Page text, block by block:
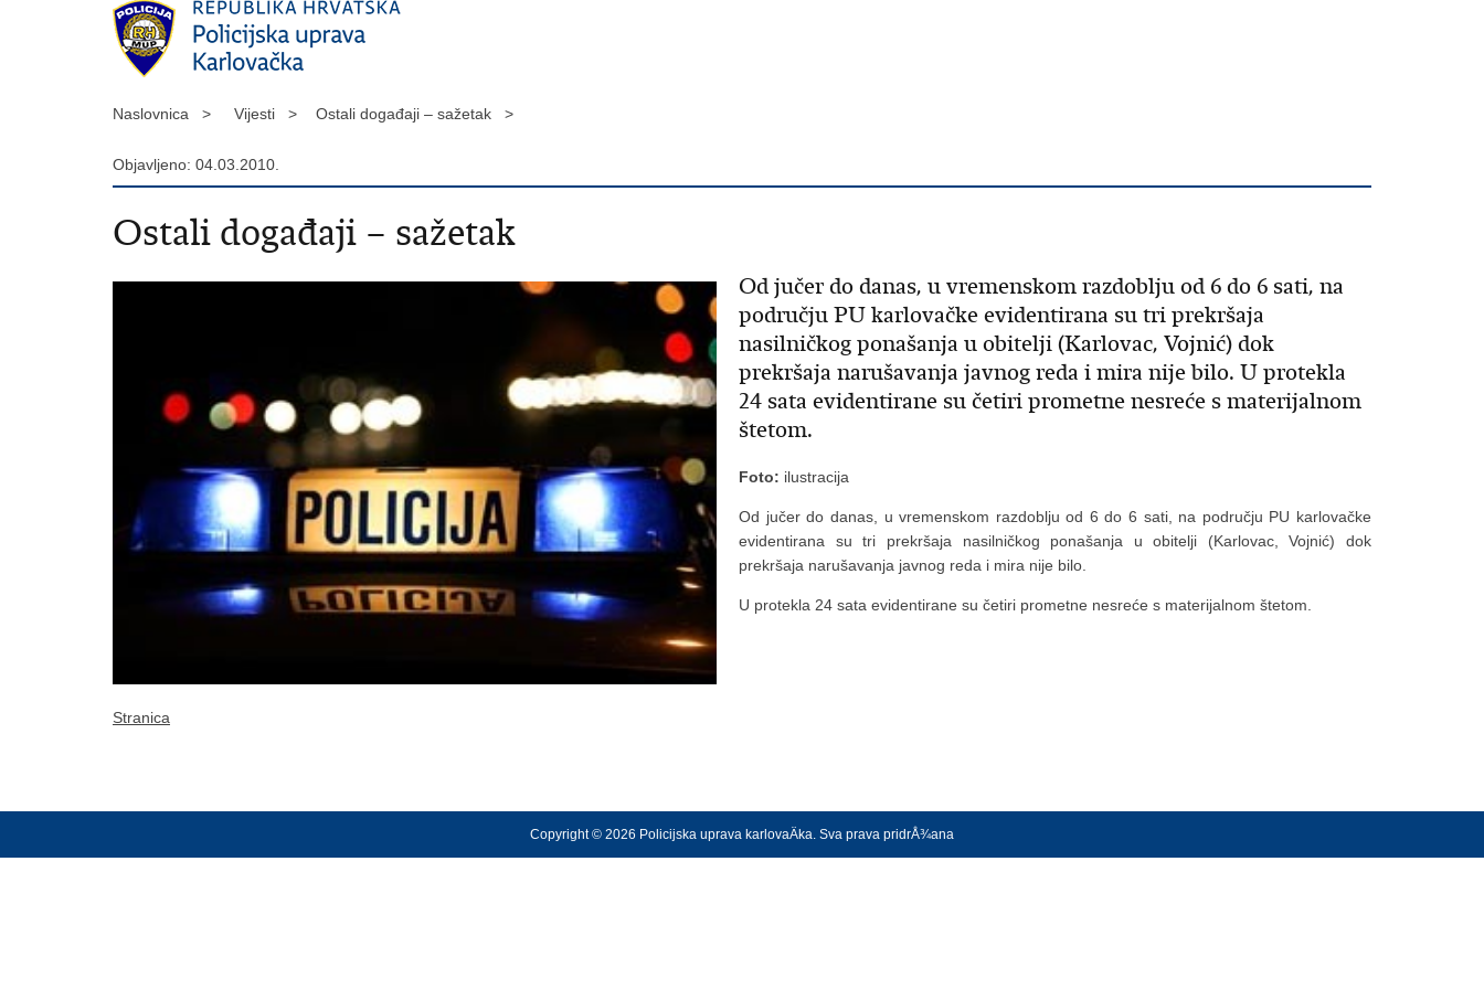
Naslovnica > Vijesti > Ostali događaji – sažetak >
Objavljeno: 04.03.2010.
Ostali događaji – sažetak
Od jučer do danas, u vremenskom razdoblju od 6 do 6 sati, na
području PU karlovačke evidentirana su tri prekršaja
nasilničkog ponašanja u obitelji (Karlovac, Vojnić) dok
prekršaja narušavanja javnog reda i mira nije bilo. U protekla
24 sata evidentirane su četiri prometne nesreće s materijalnom
štetom.
Foto: ilustracija
Od jučer do danas, u vremenskom razdoblju od 6 do 6 sati, na području PU karlovačke
evidentirana su tri prekršaja nasilničkog ponašanja u obitelji (Karlovac, Vojnić) dok
prekršaja narušavanja javnog reda i mira nije bilo.
U protekla 24 sata evidentirane su četiri prometne nesreće s materijalnom štetom.
Stranica
Copyright © 2026 Policijska uprava karlovaÄka. Sva prava pridrÅ¾ana